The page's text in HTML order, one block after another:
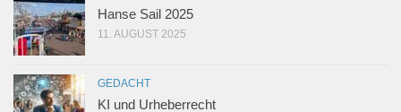
Hanse Sail 2025
11. AUGUST 2025
GEDACHT
KI und Urheberrecht